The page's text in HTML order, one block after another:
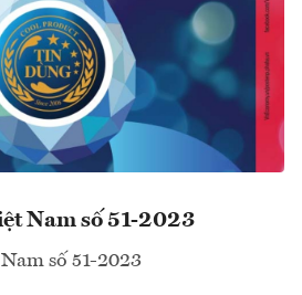
Nam số 51-2023
số 51-2023